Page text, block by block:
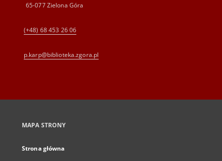
65-077 Zielona Góra
(+48) 68 453 26 06
p.karp@biblioteka.zgora.pl
MAPA STRONY
Strona główna